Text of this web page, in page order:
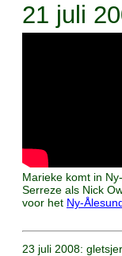
21 juli
Marieke komt in
Serreze als Nick
voor het Ny-
23 juli 2008: